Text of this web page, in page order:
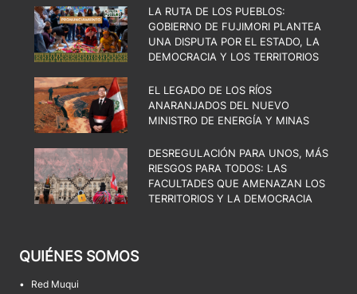
LA RUTA DE LOS PUEBLOS:
GOBIERNO DE FUJIMORI PLANTEA
UNA DISPUTA POR EL ESTADO, LA
DEMOCRACIA Y LOS TERRITORIOS
EL LEGADO DE LOS RÍOS
ANARANJADOS DEL NUEVO
MINISTRO DE ENERGÍA Y MINAS
DESREGULACIÓN PARA UNOS, MÁS
RIESGOS PARA TODOS: LAS
FACULTADES QUE AMENAZAN LOS
TERRITORIOS Y LA DEMOCRACIA
QUIÉNES SOMOS
• Red Muqui